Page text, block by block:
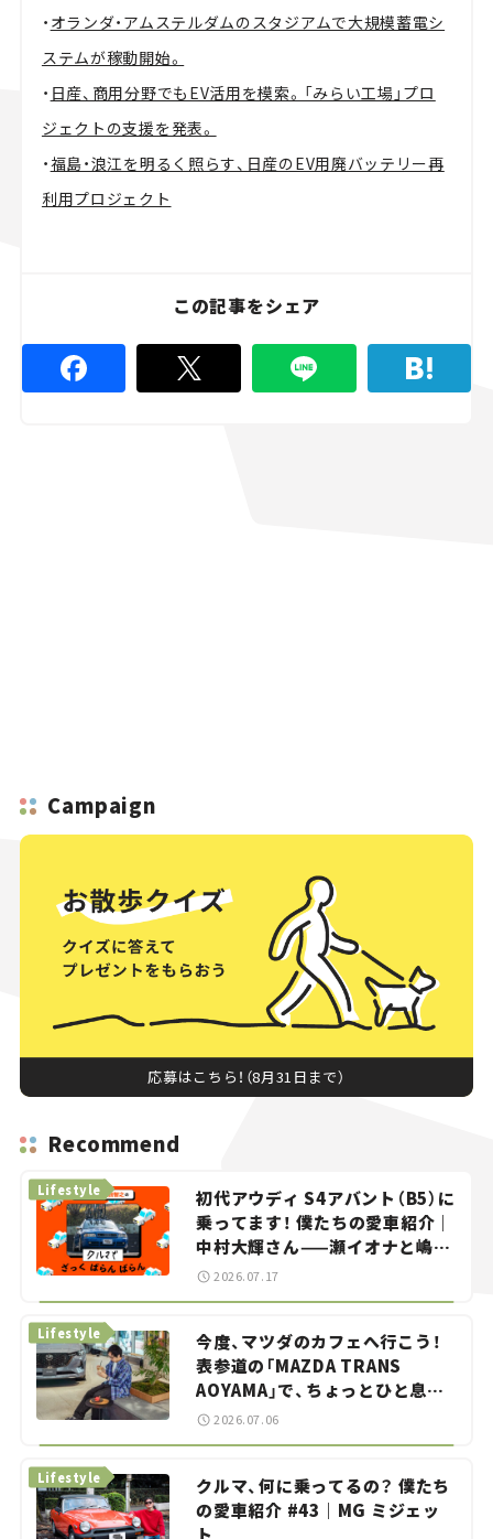
・ オランダ・アムステルダムのスタジアムで大規模蓄電シ
ステムが稼動開始。
・ 日産、商用分野でもEV活用を模索。「みらい工場」プロ
ジェクトの支援を発表。
・福島・浪江を明るく照らす、日産のEV用廃バッテリー再
利用プロジェクト
この記事をシェア
Campaign
応募はこちら！（8月31日まで）
Recommend
初代アウディ S4アバント（B5）に
乗ってます！ 僕たちの愛車紹介｜
中村大輝さん——瀬イオナと嶋田
智之の「クルマでざっくばらんば
Lifestyle
2026.07.17
今度、マツダのカフェへ行こう！
表参道の「MAZDA TRANS
AOYAMA」で、ちょっとひと息。
——連載｜CCGとクルマでどうす
Lifestyle
2026.07.06
クルマ、何に乗ってるの？ 僕たち
の愛車紹介 #43｜MG ミジェッ
ト
Lifestyle